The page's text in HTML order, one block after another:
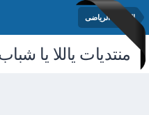
المنتدى الرياضى
منتديات ياللا يا شباب